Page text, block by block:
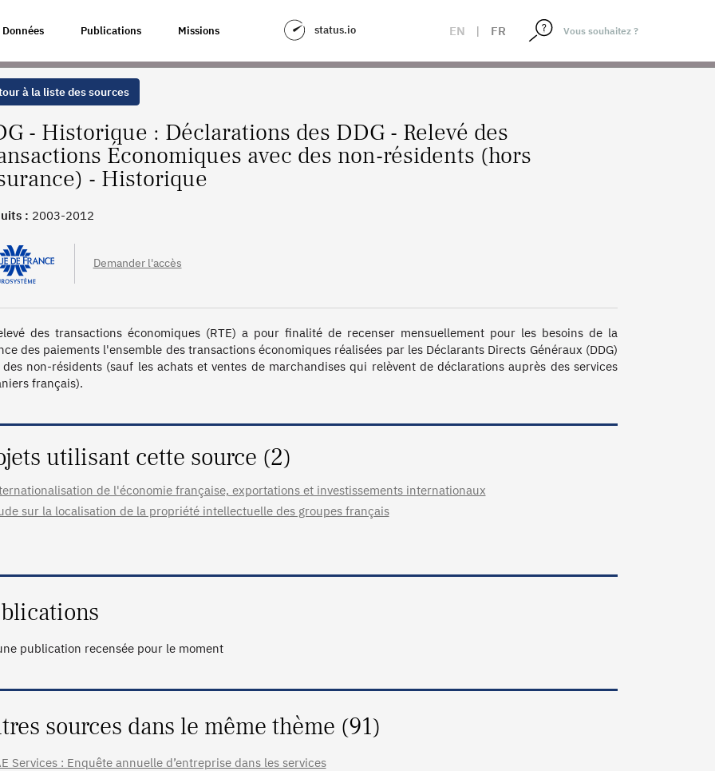
Données Publications Missions status.io EN | FR
DES TRANSACTIONS ÉCONOMIQUES AVEC DES NON-RÉSIDENTS (HORS ASSURANCE) - HISTORIQUE
à la liste des sources
- Historique : Déclarations des DDG - Relevé des
Économiques avec des non-résidents (hors
- Historique
: 2003-2012
Demander l'accès
des transactions économiques (RTE) a pour finalité de recenser mensuellement pour les besoins de la
des paiements l'ensemble des transactions économiques réalisées par les Déclarants Directs Généraux (DDG)
des non-résidents (sauf les achats et ventes de marchandises qui relèvent de déclarations auprès des services
français).
utilisant cette source (2)
de l'économie française, exportations et investissements internationaux
sur la localisation de la propriété intellectuelle des groupes français
publication recensée pour le moment
sources dans le même thème (91)
Services : Enquête annuelle d’entreprise dans les services